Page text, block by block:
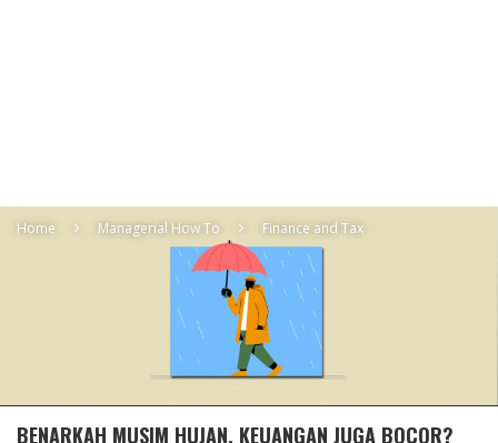
Home Managerial How To Finance and Tax
BENARKAH MUSIM HUJAN, KEUANGAN JUGA BOCOR?